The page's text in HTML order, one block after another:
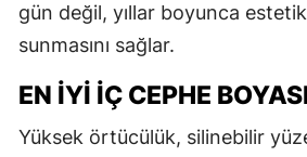
gün değil, yıllar boyunca
sunmasını sağlar.
EN İYI İÇ CEPHE
Yüksek örtücülük, silinebilir